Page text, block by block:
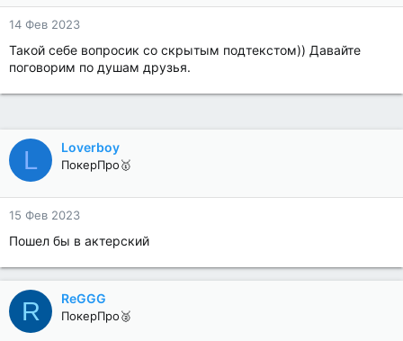
14 Фев 2023
Такой себе вопросик со скрытым подтекстом)) Давайте
поговорим по душам друзья.
L Loverboy
ПокерПро🥇
15 Фев 2023
Пошел бы в актерский
R ReGGG
ПокерПро🥈